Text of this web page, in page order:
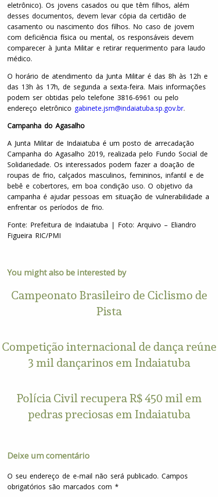
eletrônico). Os jovens casados ou que têm filhos, além
desses documentos, devem levar cópia da certidão de
casamento ou nascimento dos filhos. No caso de jovem
com deficiência física ou mental, os responsáveis devem
comparecer à Junta Militar e retirar requerimento para laudo
médico.
O horário de atendimento da Junta Militar é das 8h às 12h e
das 13h às 17h, de segunda a sexta-feira. Mais informações
podem ser obtidas pelo telefone 3816-6961 ou pelo
endereço eletrônico gabinete.jsm@indaiatuba.sp.gov.br.
Campanha do Agasalho
A Junta Militar de Indaiatuba é um posto de arrecadação
Campanha do Agasalho 2019, realizada pelo Fundo Social de
Solidariedade. Os interessados podem fazer a doação de
roupas de frio, calçados masculinos, femininos, infantil e de
bebê e cobertores, em boa condição uso. O objetivo da
campanha é ajudar pessoas em situação de vulnerabilidade a
enfrentar os períodos de frio.
Fonte: Prefeitura de Indaiatuba | Foto: Arquivo – Eliandro
Figueira RIC/PMI
You might also be interested by
Campeonato Brasileiro de Ciclismo de
Pista
Competição internacional de dança reúne
3 mil dançarinos em Indaiatuba
Polícia Civil recupera R$ 450 mil em
pedras preciosas em Indaiatuba
Deixe um comentário
O seu endereço de e-mail não será publicado. Campos
obrigatórios são marcados com *